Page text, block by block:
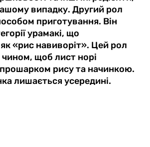
випадку. Другий рол
приготування. Він
урамакі, що
«рис навиворіт». Цей рол
чином, щоб лист норі
рису та начинкою.
лишається усередині.